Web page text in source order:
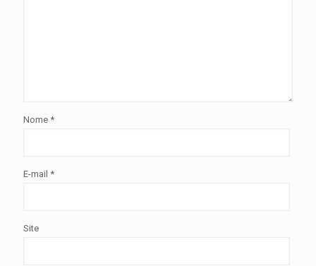
Nome *
E-mail *
Site